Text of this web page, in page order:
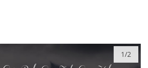
1/2